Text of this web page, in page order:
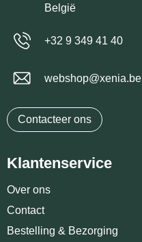
België
+32 9 349 41 40
webshop@xenia.be
Contacteer ons
Klantenservice
Over ons
Contact
Bestelling & Bezorging